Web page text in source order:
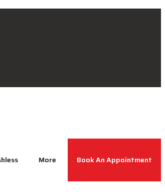
More Book An Appointment